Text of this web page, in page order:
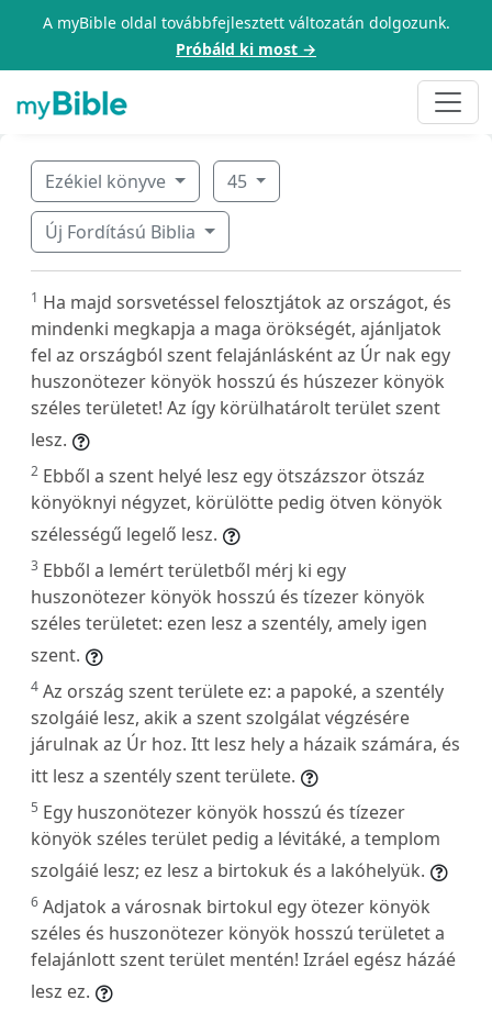
A myBible oldal továbbfejlesztett változatán dolgozunk.
Próbáld ki most →
Ezékiel könyve 45
Új Fordítású Biblia
1 Ha majd sorsvetéssel felosztjátok az országot, és
mindenki megkapja a maga örökségét, ajánljatok
fel az országból szent felajánlásként az Úr nak egy
huszonötezer könyök hosszú és húszezer könyök
széles területet! Az így körülhatárolt terület szent
lesz.
2 Ebből a szent helyé lesz egy ötszázszor ötszáz
könyöknyi négyzet, körülötte pedig ötven könyök
szélességű legelő lesz.
3 Ebből a lemért területből mérj ki egy
huszonötezer könyök hosszú és tízezer könyök
széles területet: ezen lesz a szentély, amely igen
szent.
4 Az ország szent területe ez: a papoké, a szentély
szolgáié lesz, akik a szent szolgálat végzésére
járulnak az Úr hoz. Itt lesz hely a házaik számára, és
itt lesz a szentély szent területe.
5 Egy huszonötezer könyök hosszú és tízezer
könyök széles terület pedig a lévitáké, a templom
szolgáié lesz; ez lesz a birtokuk és a lakóhelyük.
6 Adjatok a városnak birtokul egy ötezer könyök
széles és huszonötezer könyök hosszú területet a
felajánlott szent terület mentén! Izráel egész házáé
lesz ez.